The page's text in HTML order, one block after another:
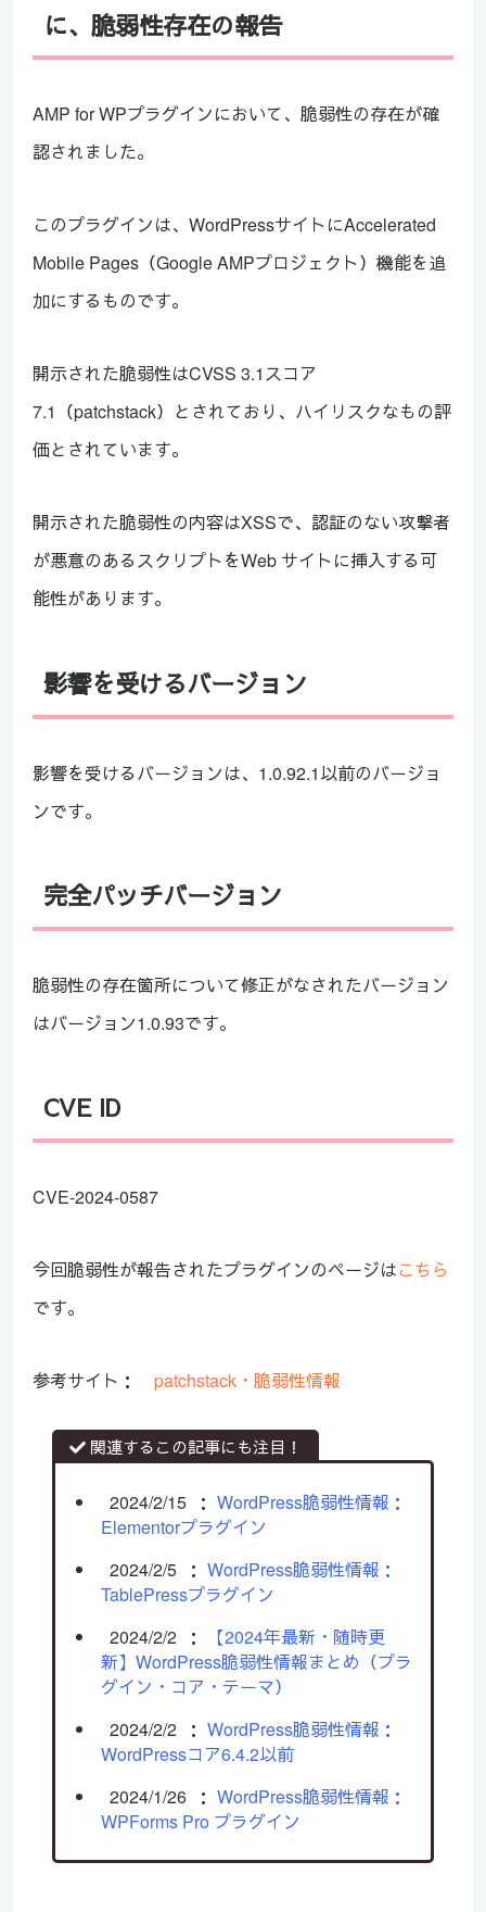
に、脆弱性存在の報告
AMP for WPプラグインにおいて、脆弱性の存在が確
認されました。
このプラグインは、WordPressサイトにAccelerated
Mobile Pages（Google AMPプロジェクト）機能を追
加にするものです。
開示された脆弱性はCVSS 3.1スコア
7.1（patchstack）とされており、ハイリスクなもの評
価とされています。
開示された脆弱性の内容はXSSで、認証のない攻撃者
が悪意のあるスクリプトをWeb サイトに挿入する可
能性があります。
影響を受けるバージョン
影響を受けるバージョンは、1.0.92.1以前のバージョ
ンです。
完全パッチバージョン
脆弱性の存在箇所について修正がなされたバージョン
はバージョン1.0.93です。
CVE ID
CVE-2024-0587
今回脆弱性が報告されたプラグインのページはこちら
です。
参考サイト： patchstack・脆弱性情報
関連するこの記事にも注目！
2024/2/15 ： WordPress脆弱性情報：
Elementorプラグイン
2024/2/5
： WordPress脆弱性情報：
TablePressプラグイン
2024/2/2
：
【2024年最新・随時更
新】WordPress脆弱性情報まとめ（プラ
グイン・コア・テーマ）
2024/2/2
： WordPress脆弱性情報：
WordPressコア6.4.2以前
2024/1/26
： WordPress脆弱性情報：
WPForms Pro プラグイン